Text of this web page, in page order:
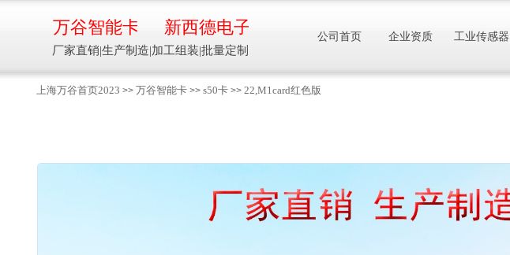
上海万谷首页2023 >> 万谷智能卡 >> s50卡 >> 22,M1card红色版
新西德电子
厂家直销|生产制造|加工组装|批量定制
万谷智能卡 公司首页 企业资质 工业传感器